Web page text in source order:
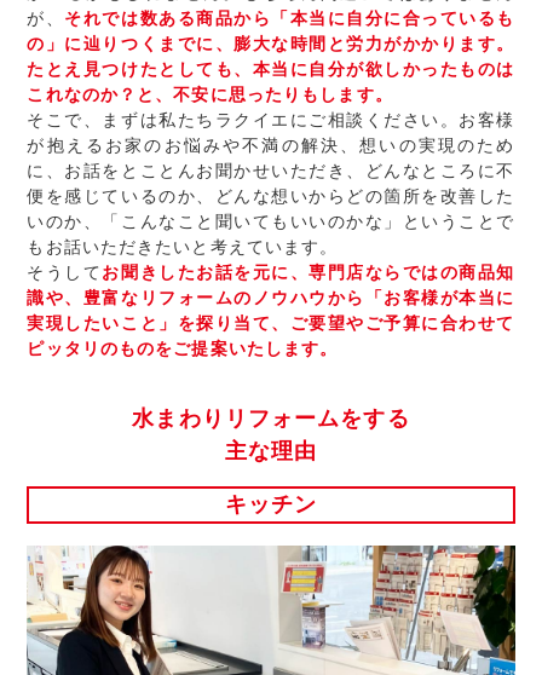
が、 それでは数ある商品から「本当に自分に合っているも
の」に辿りつくまでに、膨大な時間と労力がかかります。
たとえ見つけたとしても、本当に自分が欲しかったものは
これなのか？と、不安に思ったりもします。
そこで、まずは私たちラクイエにご相談ください。お客様
が抱えるお家のお悩みや不満の解決、想いの実現のため
に、お話をとことんお聞かせいただき、どんなところに不
便を感じているのか、どんな想いからどの箇所を改善した
いのか、「こんなこと聞いてもいいのかな」ということで
もお話いただきたいと考えています。
そうしてお聞きしたお話を元に、専門店ならではの商品知
識や、豊富なリフォームのノウハウから「お客様が本当に
実現したいこと」を探り当て、ご要望やご予算に合わせて
ピッタリのものをご提案いたします。
水まわりリフォームをする
主な理由
キッチン